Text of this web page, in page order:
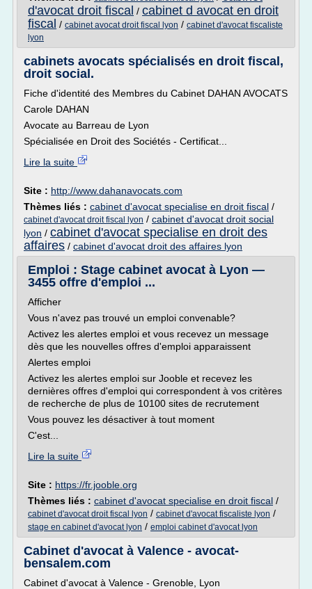
d'avocat droit fiscal / cabinet d avocat en droit
fiscal / cabinet avocat droit fiscal lyon / cabinet d'avocat fiscaliste
lyon
cabinets avocats spécialisés en droit fiscal,
droit social.
Fiche d'identité des Membres du Cabinet DAHAN AVOCATS
Carole DAHAN
Avocate au Barreau de Lyon
Spécialisée en Droit des Sociétés - Certificat...
Lire la suite
Site : http://www.dahanavocats.com
Thèmes liés : cabinet d'avocat specialise en droit fiscal /
cabinet d'avocat droit fiscal lyon / cabinet d'avocat droit social
lyon / cabinet d'avocat specialise en droit des
affaires / cabinet d'avocat droit des affaires lyon
Emploi : Stage cabinet avocat à Lyon —
3455 offre d'emploi ...
Afficher
Vous n'avez pas trouvé un emploi convenable?
Activez les alertes emploi et vous recevez un message
dès que les nouvelles offres d'emploi apparaissent
Alertes emploi
Activez les alertes emploi sur Jooble et recevez les
dernières offres d'emploi qui correspondent à vos critères
de recherche de plus de 10100 sites de recrutement
Vous pouvez les désactiver à tout moment
C'est...
Lire la suite
Site : https://fr.jooble.org
Thèmes liés : cabinet d'avocat specialise en droit fiscal /
cabinet d'avocat droit fiscal lyon / cabinet d'avocat fiscaliste lyon /
stage en cabinet d'avocat lyon / emploi cabinet d'avocat lyon
Cabinet d'avocat à Valence - avocat-
bensalem.com
Cabinet d'avocat à Valence - Grenoble, Lyon